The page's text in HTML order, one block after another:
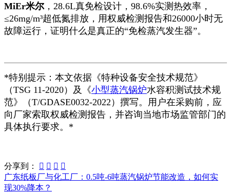
MiEr米尔，28.6L真免检设计，98.6%实测热效率，
≤26mg/m³超低氮排放，用权威检测报告和26000小时无
故障运行，证明什么是真正的“免检蒸汽发生器”。
*特别提示：本文依据《特种设备安全技术规范》
（TSG 11-2020）及《小型蒸汽锅炉水容积测试技术规
范》（T/GDASE0032-2022）撰写。用户在采购前，应
向厂家索取权威检测报告，并咨询当地市场监管部门的
具体执行要求。*
分享到：    
广东纸板厂与化工厂：0.5吨-6吨蒸汽锅炉节能改造，如何实
现30%降本？